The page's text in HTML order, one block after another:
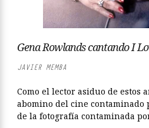
Gena Rowlands cantando I
JAVIER MEMBA
Como el lector asiduo de estos
abomino del cine contaminado
de la fotografía contaminada